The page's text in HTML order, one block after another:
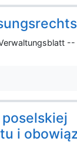
--
i